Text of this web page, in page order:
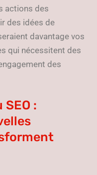
actions des
des idées de
davantage vos
qui nécessitent des
des
: